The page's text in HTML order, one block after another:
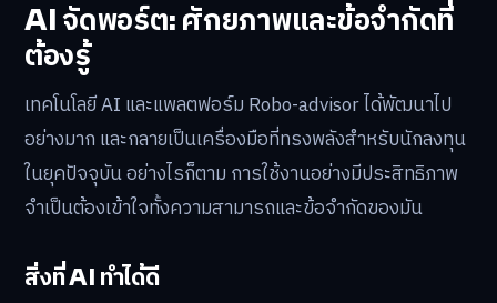
AI จัดพอร์ต: ศักยภาพและข้อจำกัดที่
ต้องรู้
เทคโนโลยี AI และแพลตฟอร์ม Robo-advisor ได้พัฒนาไป
อย่างมาก และกลายเป็นเครื่องมือที่ทรงพลังสำหรับนักลงทุน
ในยุคปัจจุบัน อย่างไรก็ตาม การใช้งานอย่างมีประสิทธิภาพ
จำเป็นต้องเข้าใจทั้งความสามารถและข้อจำกัดของมัน
สิ่งที่ AI ทำได้ดี